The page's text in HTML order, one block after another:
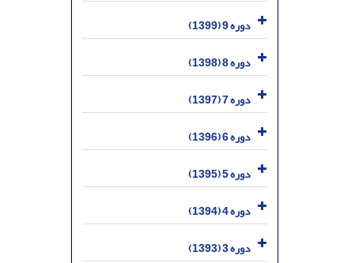
دوره 9 (1399)
دوره 8 (1398)
دوره 7 (1397)
دوره 6 (1396)
دوره 5 (1395)
دوره 4 (1394)
دوره 3 (1393)